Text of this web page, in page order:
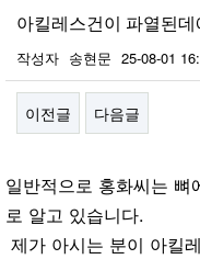
아킬레스건이 파열된
작성자 송현문 25-08-01
이전글 다음글
일반적으로 홍화씨는
로 알고 있습니다.
제가 아시는 분이 아킬